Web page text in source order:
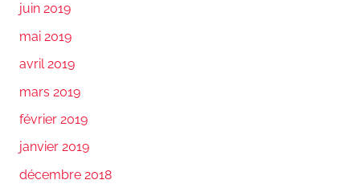
juin 2019
mai 2019
avril 2019
mars 2019
février 2019
janvier 2019
décembre 2018